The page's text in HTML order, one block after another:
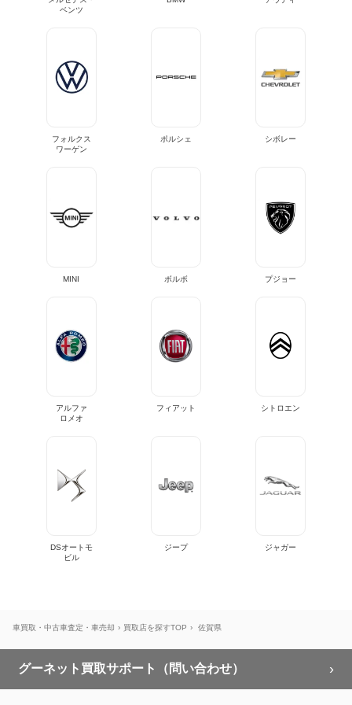
ベンツ
フォルクス
ワーゲン
ポルシェ シボレー
MINI ボルボ プジョー
アルファ
ロメオ
フィアット シトロエン
DSオートモ
ビル
ジープ ジャガー
車買取・中古車査定・車売却 買取店を探すTOP 佐賀県
グーネット買取サポート（問い合わせ）